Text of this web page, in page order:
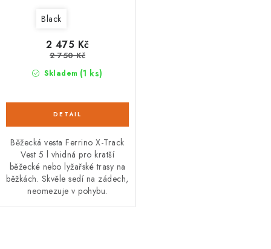
Black
Skladem (1 ks)
2 475 Kč
2 750 Kč
Běžecká vesta Ferrino X-Track
Vest 5 l vhidná pro kratší
běžecké nebo lyžařské trasy na
běžkách. Skvěle sedí na zádech,
neomezuje v pohybu.